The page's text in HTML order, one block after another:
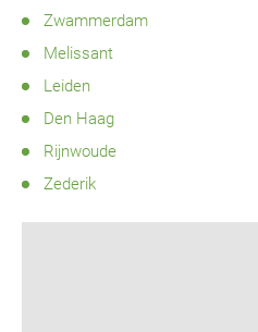
Zwammerdam
Melissant
Leiden
Den Haag
Rijnwoude
Zederik